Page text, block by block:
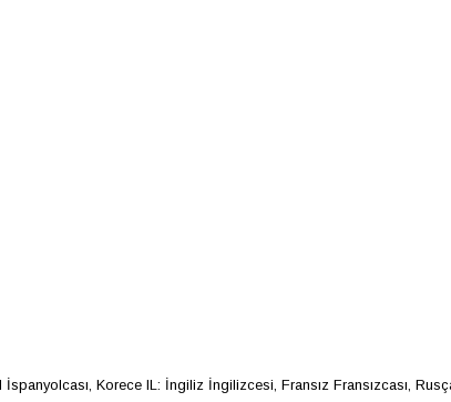
Korece IL: İngiliz İngilizcesi, Fransız Fransızcası,